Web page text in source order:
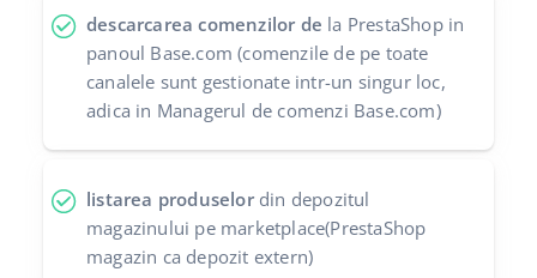
português (BR)
română
中文
descarcarea comenzilor de la PrestaShop in
panoul Base.com (comenzile de pe toate
canalele sunt gestionate intr-un singur loc,
adica in Managerul de comenzi Base.com)
listarea produselordin depozitul
magazinului pe marketplace(PrestaShop
magazin ca depozit extern)